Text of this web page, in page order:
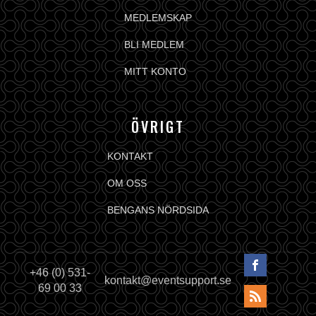
MEDLEMSKAP
BLI MEDLEM
MITT KONTO
ÖVRIGT
KONTAKT
OM OSS
BENGANS NÖRDSIDA
+46 (0) 531-
69 00 33
kontakt@eventsupport.se